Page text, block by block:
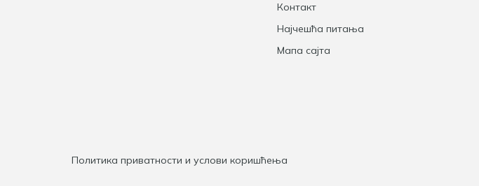
Контакт
Најчешћа питања
Мапа сајта
Политика приватности и услови коришћења